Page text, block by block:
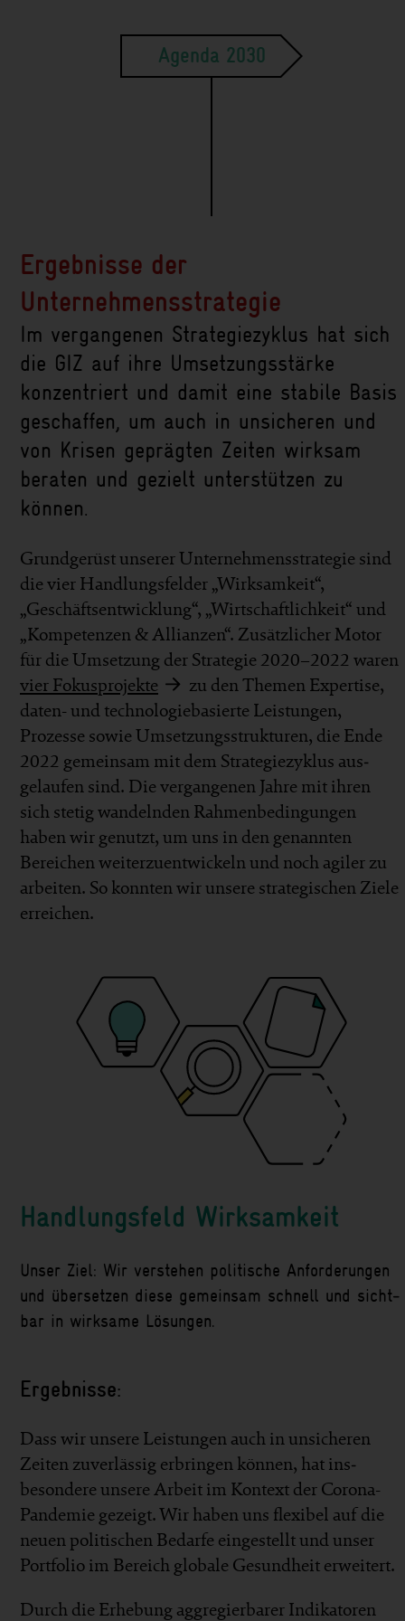
Agenda 2030
Ergebnisse der
Unternehmensstrategie
Im vergangenen Strategie­zyklus hat sich
die GIZ auf ihre Umsetzungs­stärke
konzen­triert und damit eine stabile Basis
geschaffen, um auch in un­sicheren und
von Krisen geprägten Zeiten wirk­sam
beraten und gezielt unter­stützen zu
können.
Grund­gerüst unserer Unternehmens­strategie sind
die vier Handlungs­felder „Wirksamkeit“,
„Geschäftsentwicklung“, „Wirtschaftlichkeit“ und
„Kompetenzen & Allianzen“. Zusätz­licher Motor
für die Umsetzung der Strategie 2020–2022 waren
vier Fokusprojekte
zu den Themen Expertise,
daten- und technologie­basierte Leistungen,
Prozesse sowie Umsetzungs­strukturen, die Ende
2022 gemein­sam mit dem Strategie­zyklus aus­
gelaufen sind. Die vergangenen Jahre mit ihren
sich stetig wandelnden Rahmen­bedingungen
haben wir genutzt, um uns in den genannten
Bereichen weiter­zu­entwickeln und noch agiler zu
arbeiten. So konnten wir unsere strategischen Ziele
erreichen.
Handlungsfeld Wirksamkeit
Unser Ziel: Wir verstehen politische Anforderungen
und über­setzen diese gemein­sam schnell und sicht­
bar in wirk­same Lösungen.
Ergebnisse:
Dass wir unsere Leistungen auch in un­sicheren
Zeiten zu­verlässig er­bringen können, hat ins­
besondere unsere Arbeit im Kon­text der Corona-
Pandemie gezeigt. Wir haben uns flexibel auf die
neuen politischen Bedarfe ein­gestellt und unser
Portfolio im Bereich globale Gesund­heit erweitert.
Durch die Erhebung aggregier­barer Indikatoren